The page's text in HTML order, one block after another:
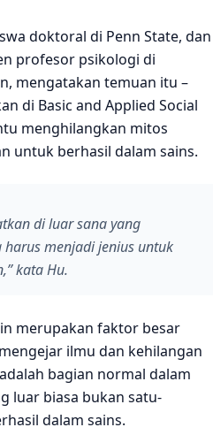
doktoral di Penn State, dan
profesor psikologi di
mengatakan temuan itu –
di Basic and Applied Social
menghilangkan mitos
untuk berhasil dalam sains.
di luar sana yang
menjadi jenius untuk
kata Hu.
merupakan faktor besar
ilmu dan kehilangan
bagian normal dalam
luar biasa bukan satu-
dalam sains.